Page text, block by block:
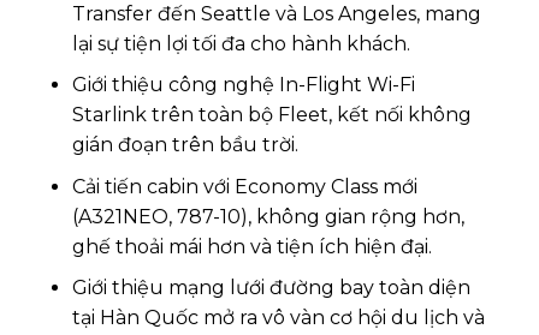
Transfer đến Seattle và Los Angeles, mang
lại sự tiện lợi tối đa cho hành khách.
Giới thiệu công nghệ In-Flight Wi-Fi
Starlink trên toàn bộ Fleet, kết nối không
gián đoạn trên bầu trời.
Cải tiến cabin với Economy Class mới
(A321NEO, 787-10), không gian rộng hơn,
ghế thoải mái hơn và tiện ích hiện đại.
Giới thiệu mạng lưới đường bay toàn diện
tại Hàn Quốc mở ra vô vàn cơ hội du lịch và